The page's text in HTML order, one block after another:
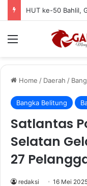
Menu
Home / Daerah /
Bangka Belitung
Satlantas
Selatan
27
redaksi 16 Mei